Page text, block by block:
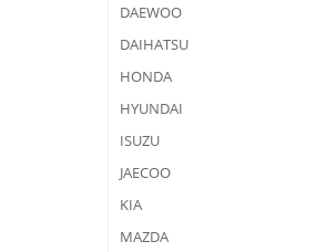
DAEWOO
DAIHATSU
HONDA
HYUNDAI
ISUZU
JAECOO
KIA
MAZDA